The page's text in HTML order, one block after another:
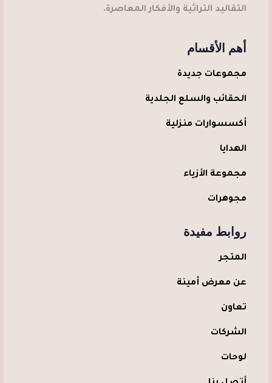
التقاليد التراثية والأفكار المعاصرة.
أهم الأقسام
مجموعات جديدة
الحقائب والسلع الجلدية
أكسسوارات منزلية
الهدايا
مجموعة الأزياء
مجوهرات
روابط مفيدة
المتجر
عن معرض أمينة
تعاون
الشركات
لوحات